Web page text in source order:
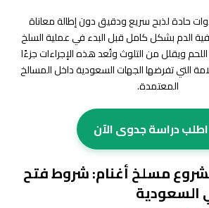
حادة لذبح سريع ودقيق دون إطالة معاناة
الدم بشكل كامل قبل البدء في عملية السلخ
ويقلل من التلوث وتُعد هذه الإجراءات جزءًا
التي تفرضها الجهات السعودية داخل المسالخ
المعتمدة.
دراسة جدوى الآن
مسلخ أغنام: شروط فتح
السعودية